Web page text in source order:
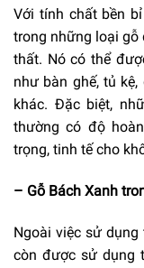
Với tính chất bền
trong những loại gỗ
thất. Nó có thể
như bàn ghế, tủ
khác. Đặc biệt,
thường có độ
trọng, tinh tế cho
– Gỗ Bách Xanh
Ngoài việc sử
còn được sử dụng